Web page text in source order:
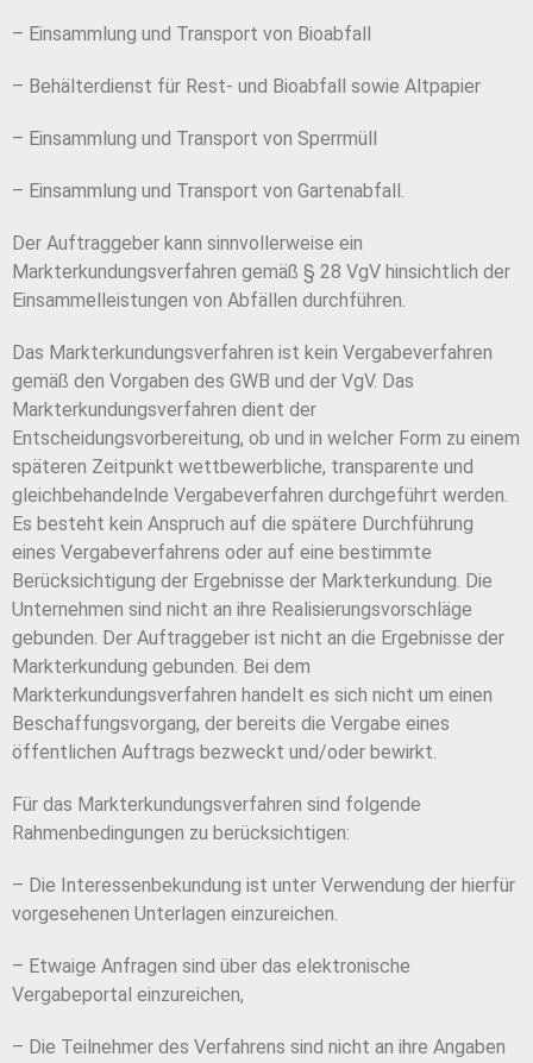
– Einsammlung und Transport von Bioabfall
– Behälterdienst für Rest- und Bioabfall sowie Altpapier
– Einsammlung und Transport von Sperrmüll
– Einsammlung und Transport von Gartenabfall.
Der Auftraggeber kann sinnvollerweise ein
Markterkundungsverfahren gemäß § 28 VgV hinsichtlich der
Einsammelleistungen von Abfällen durchführen.
Das Markterkundungsverfahren ist kein Vergabeverfahren
gemäß den Vorgaben des GWB und der VgV. Das
Markterkundungsverfahren dient der
Entscheidungsvorbereitung, ob und in welcher Form zu einem
späteren Zeitpunkt wettbewerbliche, transparente und
gleichbehandelnde Vergabeverfahren durchgeführt werden.
Es besteht kein Anspruch auf die spätere Durchführung
eines Vergabeverfahrens oder auf eine bestimmte
Berücksichtigung der Ergebnisse der Markterkundung. Die
Unternehmen sind nicht an ihre Realisierungsvorschläge
gebunden. Der Auftraggeber ist nicht an die Ergebnisse der
Markterkundung gebunden. Bei dem
Markterkundungsverfahren handelt es sich nicht um einen
Beschaffungsvorgang, der bereits die Vergabe eines
öffentlichen Auftrags bezweckt und/oder bewirkt.
Für das Markterkundungsverfahren sind folgende
Rahmenbedingungen zu berücksichtigen:
– Die Interessenbekundung ist unter Verwendung der hierfür
vorgesehenen Unterlagen einzureichen.
– Etwaige Anfragen sind über das elektronische
Vergabeportal einzureichen,
– Die Teilnehmer des Verfahrens sind nicht an ihre Angaben